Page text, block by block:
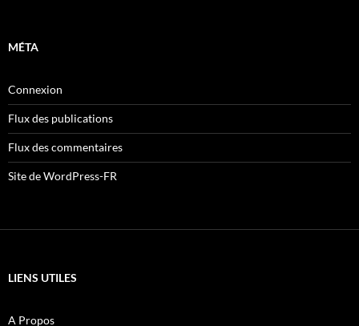
MÉTA
Connexion
Flux des publications
Flux des commentaires
Site de WordPress-FR
LIENS UTILES
A Propos